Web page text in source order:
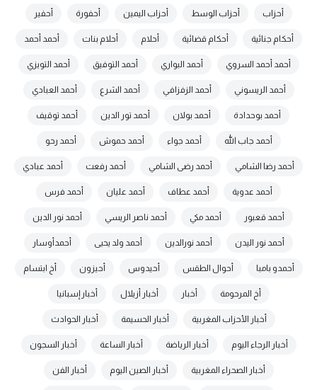
أحزاب أحزاب الوسط أحزاب اليمين أحفورة أحفير
أحكام جنائية أحكام قضائية أحلام أحلام بنات أحمد أحمد
أحمد أحمد السروي أحمد البواري أحمد التوفيق أحمد التويزي
أحمد الريسوني أحمد الزفزافي أحمد الشرع أحمد العبادي
أحمد بوحدادة أحمد بولان أحمد تور الدين أحمد توقيف
أحمد جاب الله أحمد جواء أحمد حموش أحمد رحو
أحمد رضا الشامي أحمد رضى الشامي أحمد رفعت أحمد عبادي
أحمد عدوية أحمد عطاف أحمد عليان أحمد فرس
أحمد قعبور أحمد مكي أحمد ناصر الريسي أحمد نور الدين
أحمد نور اليدن أحمد نورالدين أحمد ولد يحيى أحمدأوسار
أحمدو بامبا أحوال الطقس أحيدوس أحيزون أخ ابتسام
أخ المرحومة أخبار أخبار أزيلال أخبار إسبانيا
أخبار الأحزاب المغربية أخبار الحسيمة أخبار الحوادث
أخبار الرجاء اليوم أخبار الرياضة أخبار الساعة أخبار السجون
أخبار الصحراء المغربية أخبار الصين اليوم أخبار الفن